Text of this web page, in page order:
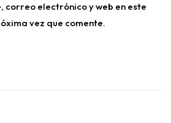
correo electrónico y web en este
vez que comente.